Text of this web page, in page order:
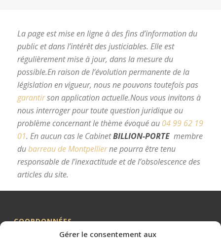
Gérer le consentement aux
La page est mise en ligne à des fins d’information du
public et dans l’intérêt des justiciables. Elle est
régulièrement mise à jour, dans la mesure du
possible.En raison de l’évolution permanente de la
législation en vigueur, nous ne pouvons toutefois pas
garantirson application actuelle.Nous vous invitons à
nous interroger pour toute question juridique ou
problème concernant le thème évoqué au 04 99 62 19
01. En aucun cas le CabinetBILLION-PORTE membre
dubarreau de Montpellierne pourra être tenu
responsable de l’inexactitude et de l’obsolescence des
articles du site.
COORDONNÉES
Me BILLION-PORTE